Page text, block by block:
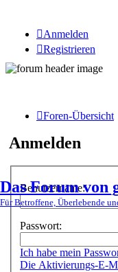
Anmelden
Registrieren
Das Forum von
Für Betroffene, Überlebende
Foren-Übersicht
Anmelden
Benutzername:
Passwort:
Ich habe mein
Die Aktivierungs-E-